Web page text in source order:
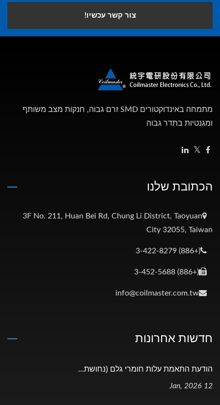
צור קשר עכשיו!
מתמחה באינדוקטורים SMD זרם גבוה, חנקות מצב משותף
ומגנטיות בתדר גבוה
הכתובת שלנו
3F No. 211, Huan Bei Rd, Chung Li District, Taoyuan
City 32055, Taiwan
(+886) 3-422-8279
(+886) 3-452-5688
info@coilmaster.com.tw
חדשות אחרונות
הודעת התאמת עלות חומרי גלם (נחושת...
12 Jan, 2026